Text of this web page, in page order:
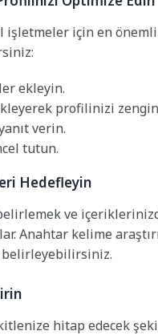
işletmeler için en
ekleyin.
profilinizi
verin.
tutun.
Hedefleyin
ve
Anahtar kelime
hitap edecek